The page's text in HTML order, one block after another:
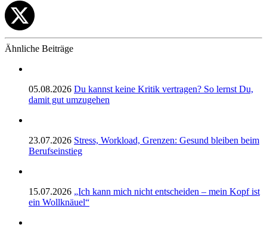
Ähnliche Beiträge
05.08.2026 Du kannst keine Kritik vertragen? So lernst Du,
damit gut umzugehen
23.07.2026 Stress, Workload, Grenzen: Gesund bleiben beim
Berufseinstieg
15.07.2026 „Ich kann mich nicht entscheiden – mein Kopf ist
ein Wollknäuel“